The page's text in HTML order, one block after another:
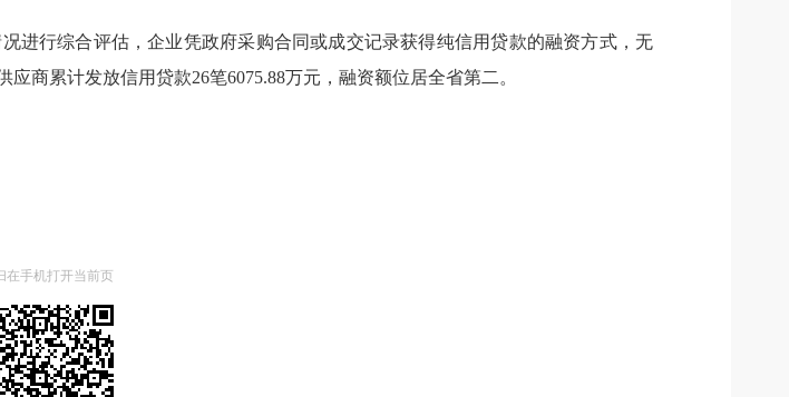
进行综合评估，企业凭政府采购合同或成交记录获得纯信用贷款的融资方式，无
商累计发放信用贷款26笔6075.88万元，融资额位居全省第二。
在手机打开当前页